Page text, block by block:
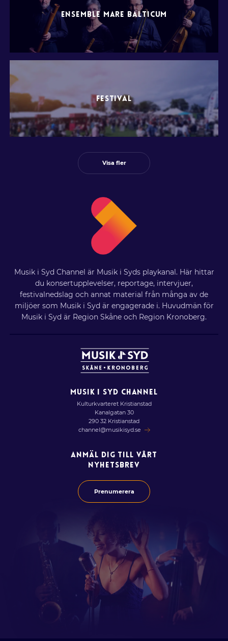
ENSEMBLE MARE BALTICUM
FESTIVAL
Visa fler
Musik i Syd Channel är Musik i Syds playkanal. Här hittar
du konsertupplevelser, reportage, intervjuer,
festivalnedslag och annat material från många av de
miljöer som Musik i Syd är engagerade i. Huvudmän för
Musik i Syd är Region Skåne och Region Kronoberg.
MUSIK I SYD CHANNEL
Kulturkvarteret Kristianstad
Kanalgatan 30
290 32 Kristianstad
channel@musikisyd.se
ANMÄL DIG TILL VÅRT
NYHETSBREV
Prenumerera